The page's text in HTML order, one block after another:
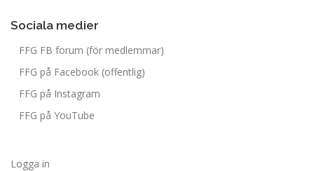
Sociala medier
FFG FB forum (för medlemmar)
FFG på Facebook (offentlig)
FFG på Instagram
FFG på YouTube
Logga in